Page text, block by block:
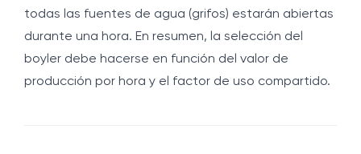
todas las fuentes de agua (grifos) estarán abiertas
durante una hora. En resumen, la selección del
boyler debe hacerse en función del valor de
producción por hora y el factor de uso compartido.